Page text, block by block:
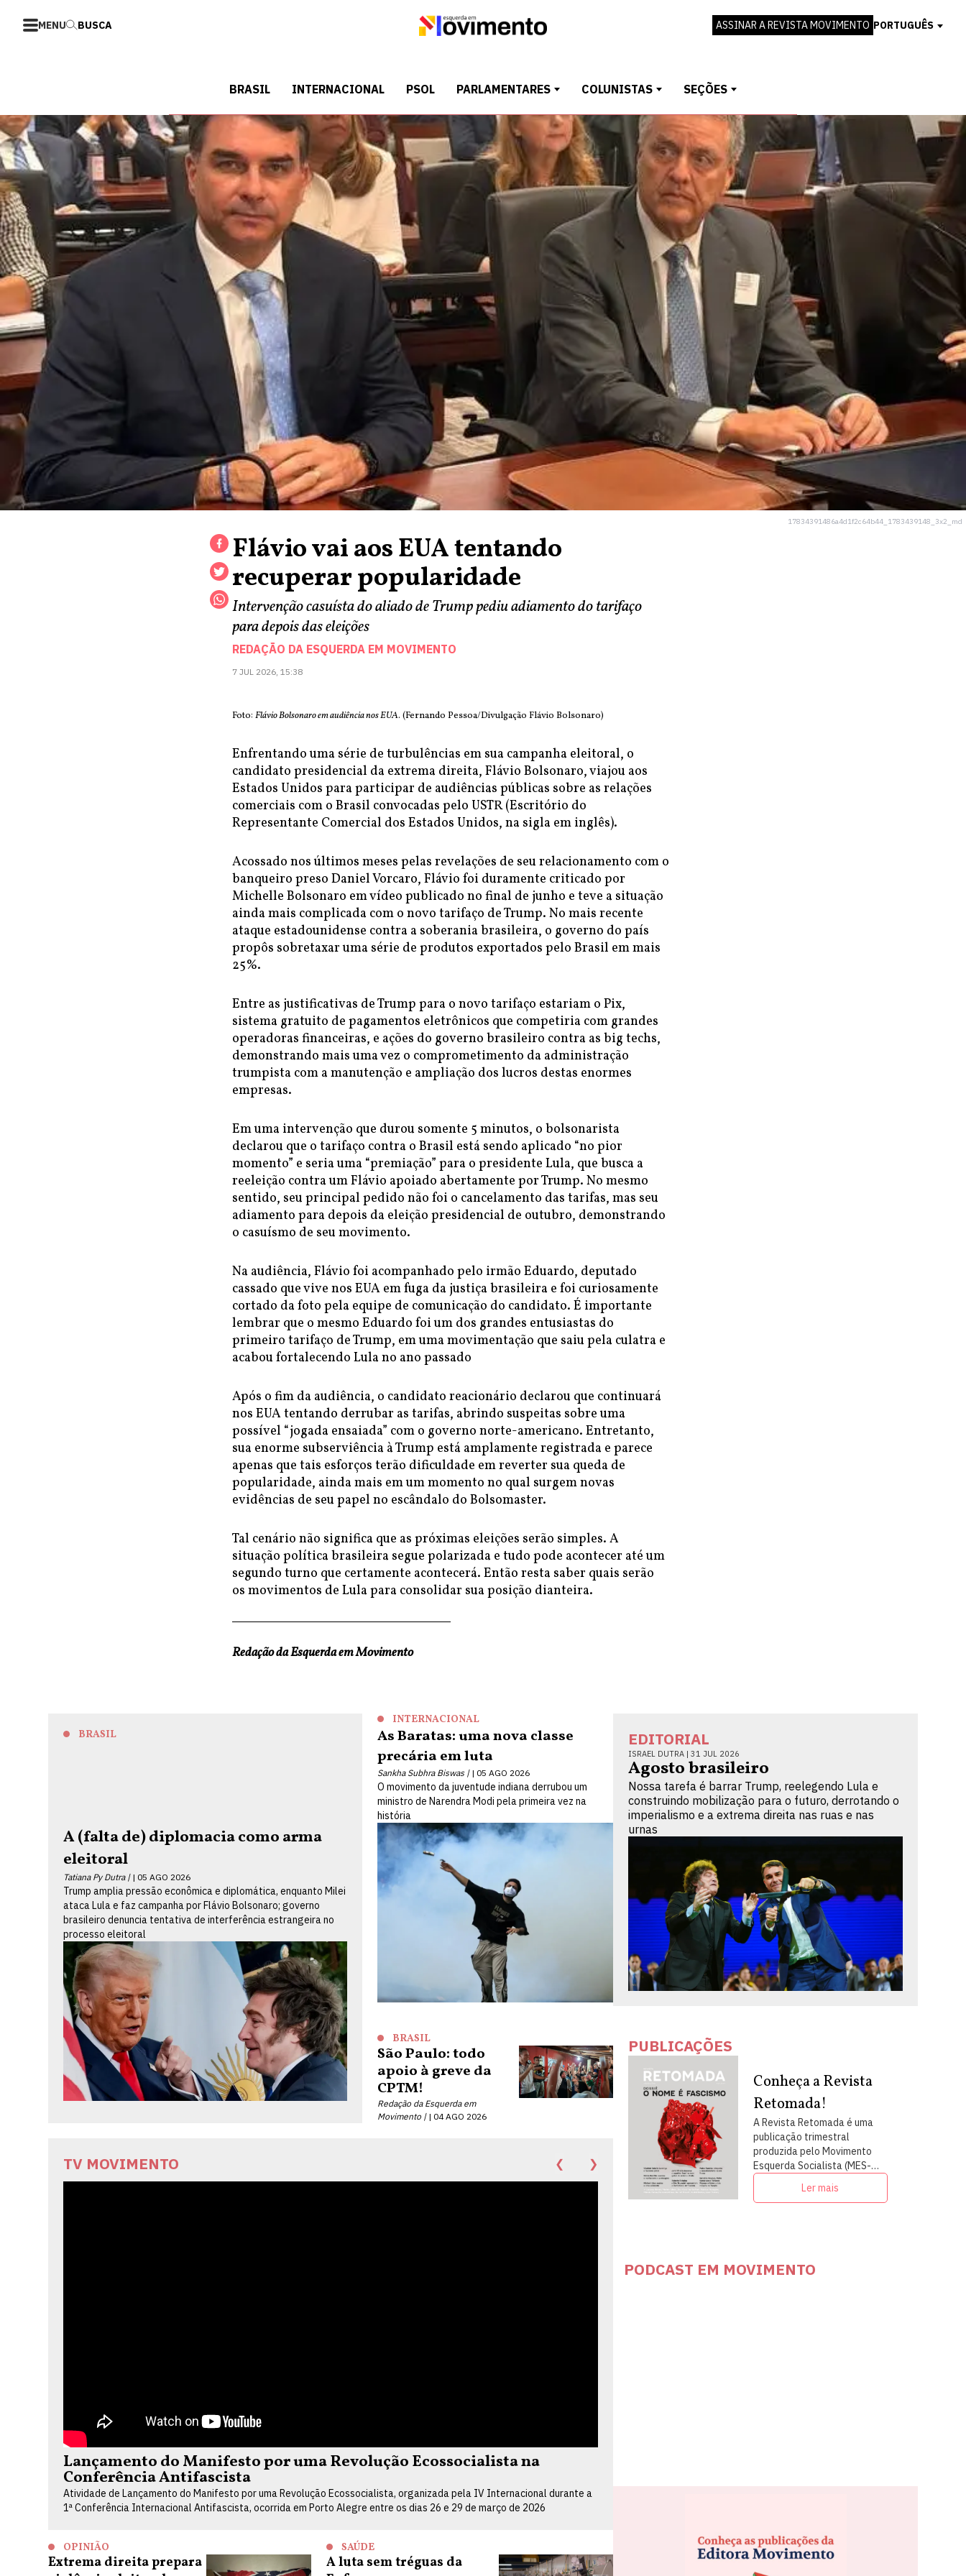
MENU BUSCA ASSINAR A REVISTA MOVIMENTO PORTUGUÊS
BRASIL INTERNACIONAL PSOL PARLAMENTARES COLUNISTAS SEÇÕES
17834391486a4d1f2c64b44_1783439148_3x2_md
Flávio vai aos EUA tentando
recuperar popularidade
Intervenção casuísta do aliado de Trump pediu adiamento do tarifaço
para depois das eleições
REDAÇÃO DA ESQUERDA EM MOVIMENTO
7 JUL 2026, 15:38
Foto: Flávio Bolsonaro em audiência nos EUA. (Fernando Pessoa/Divulgação Flávio Bolsonaro)
Enfrentando uma série de turbulências em sua campanha eleitoral, o
candidato presidencial da extrema direita, Flávio Bolsonaro, viajou aos
Estados Unidos para participar de audiências públicas sobre as relações
comerciais com o Brasil convocadas pelo USTR (Escritório do
Representante Comercial dos Estados Unidos, na sigla em inglês).
Acossado nos últimos meses pelas revelações de seu relacionamento com o
banqueiro preso Daniel Vorcaro, Flávio foi duramente criticado por
Michelle Bolsonaro em vídeo publicado no final de junho e teve a situação
ainda mais complicada com o novo tarifaço de Trump. No mais recente
ataque estadounidense contra a soberania brasileira, o governo do país
propôs sobretaxar uma série de produtos exportados pelo Brasil em mais
25%.
Entre as justificativas de Trump para o novo tarifaço estariam o Pix,
sistema gratuito de pagamentos eletrônicos que competiria com grandes
operadoras financeiras, e ações do governo brasileiro contra as big techs,
demonstrando mais uma vez o comprometimento da administração
trumpista com a manutenção e ampliação dos lucros destas enormes
empresas.
Em uma intervenção que durou somente 5 minutos, o bolsonarista
declarou que o tarifaço contra o Brasil está sendo aplicado “no pior
momento” e seria uma “premiação” para o presidente Lula, que busca a
reeleição contra um Flávio apoiado abertamente por Trump. No mesmo
sentido, seu principal pedido não foi o cancelamento das tarifas, mas seu
adiamento para depois da eleição presidencial de outubro, demonstrando
o casuísmo de seu movimento.
Na audiência, Flávio foi acompanhado pelo irmão Eduardo, deputado
cassado que vive nos EUA em fuga da justiça brasileira e foi curiosamente
cortado da foto pela equipe de comunicação do candidato. É importante
lembrar que o mesmo Eduardo foi um dos grandes entusiastas do
primeiro tarifaço de Trump, em uma movimentação que saiu pela culatra e
acabou fortalecendo Lula no ano passado
Após o fim da audiência, o candidato reacionário declarou que continuará
nos EUA tentando derrubar as tarifas, abrindo suspeitas sobre uma
possível “jogada ensaiada” com o governo norte-americano. Entretanto,
sua enorme subserviência à Trump está amplamente registrada e parece
apenas que tais esforços terão dificuldade em reverter sua queda de
popularidade, ainda mais em um momento no qual surgem novas
evidências de seu papel no escândalo do Bolsomaster.
Tal cenário não significa que as próximas eleições serão simples. A
situação política brasileira segue polarizada e tudo pode acontecer até um
segundo turno que certamente acontecerá. Então resta saber quais serão
os movimentos de Lula para consolidar sua posição dianteira.
Redação da Esquerda em Movimento
BRASIL
A (falta de) diplomacia como arma
eleitoral
Tatiana Py Dutra | 05 AGO 2026
Trump amplia pressão econômica e diplomática, enquanto Milei
ataca Lula e faz campanha por Flávio Bolsonaro; governo
brasileiro denuncia tentativa de interferência estrangeira no
processo eleitoral
INTERNACIONAL
As Baratas: uma nova classe
precária em luta
Sankha Subhra Biswas | 05 AGO 2026
O movimento da juventude indiana derrubou um
ministro de Narendra Modi pela primeira vez na
história
BRASIL
São Paulo: todo
apoio à greve da
CPTM!
Redação da Esquerda em
Movimento |
04 AGO 2026
TV MOVIMENTO ❮ ❯
Lançamento do Manifesto por uma Revolução Ecossocialista na
Conferência Antifascista
Atividade de Lançamento do Manifesto por uma Revolução Ecossocialista, organizada pela IV Internacional durante a
1ª Conferência Internacional Antifascista, ocorrida em Porto Alegre entre os dias 26 e 29 de março de 2026
OPINIÃO
Extrema direita prepara
SAÚDE
A luta sem tréguas da
EDITORIAL
ISRAEL DUTRA | 31 JUL 2026
Agosto brasileiro
Nossa tarefa é barrar Trump, reelegendo Lula e
construindo mobilização para o futuro, derrotando o
imperialismo e a extrema direita nas ruas e nas
urnas
PUBLICAÇÕES
Conheça a Revista
Retomada!
A Revista Retomada é uma
publicação trimestral
produzida pelo Movimento
Esquerda Socialista (MES-
PSOL) em articulação com
intelectuais, militantes e
Ler mais
PODCAST EM MOVIMENTO